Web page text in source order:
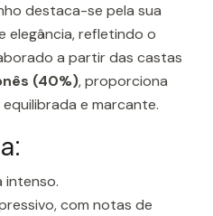
destaca-se pela sua
elegância, refletindo o
a partir das castas
(40%), proporciona
e marcante.
intenso.
com notas de